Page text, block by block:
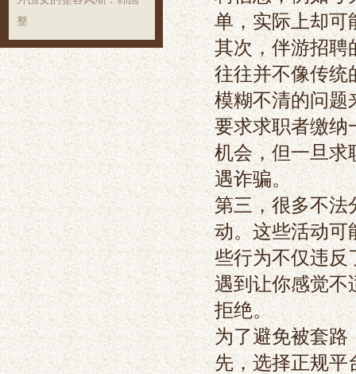
整
单，实际上却可
其次，伴游招聘
往往并不像传统
模糊不清的问题
要求求职者缴纳
机会，但一旦求
遇诈骗。
第三，很多不法
动。这些活动可
些行为不仅违反
遇到让你感觉不
拒绝。
为了避免被套
先，选择正规平